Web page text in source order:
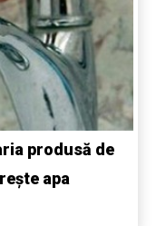
produsă de
apa